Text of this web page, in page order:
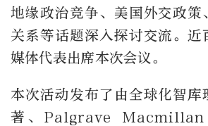
地缘政治竞争、美国外交政策
关系等话题深入探讨交流。近
媒体代表出席本次会议。
本次活动发布了由全球化智库
著、Palgrave Macmillan